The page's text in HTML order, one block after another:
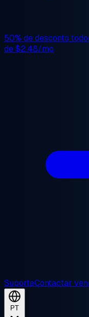
50% de desconto
de$2.48/mo
SuporteContactar
PT